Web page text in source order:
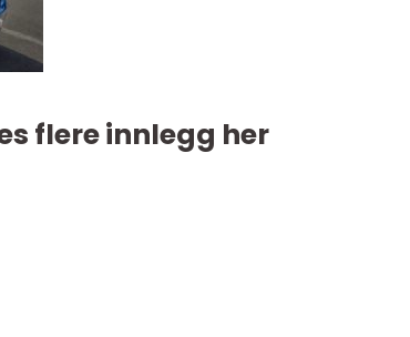
flere innlegg her